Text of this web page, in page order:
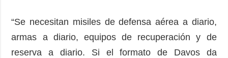
“Se necesitan misiles de defensa aérea a diario,
armas a diario, equipos de recuperación y de
reserva a diario. Si el formato de Davos da